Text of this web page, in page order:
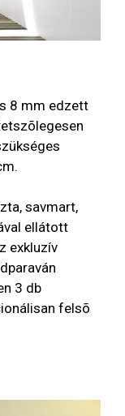
8 mm edzett
savmart,
ellátott
exkluzív
3 db
felsõ